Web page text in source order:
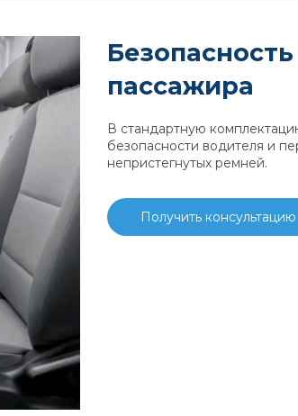
пассажира
В стандартную
безопасности водителя и
непристегнутых ремней.
Получить консультацию